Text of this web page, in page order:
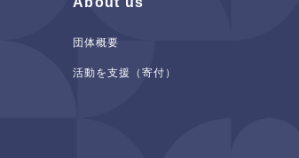
団体概要
活動を支援（寄付）